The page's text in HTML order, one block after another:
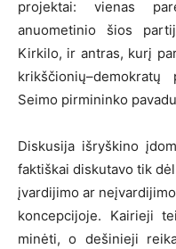
projektai: vienas
anuometinio šios
Kirkilo, ir antras, kurį
Seimo pirmininko
Diskusija išryškino
faktiškai diskutavo tik
įvardijimo ar
koncepcijoje. Kairieji
minėti, o dešinieji